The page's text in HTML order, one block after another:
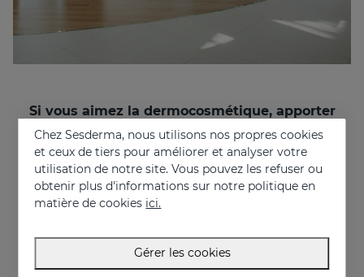
Si vous aimez la dermocosmétique, apporter
vous souhaitez travailler dans un
environnement multinational et multiculturel,
rejoignez-nous !
recruitment@sesderma.com
Chez Sesderma, nous utilisons nos propres cookies
et ceux de tiers pour améliorer et analyser votre
utilisation de notre site. Vous pouvez les refuser ou
obtenir plus d'informations sur notre politique en
matière de cookies ici.
Gérer les cookies